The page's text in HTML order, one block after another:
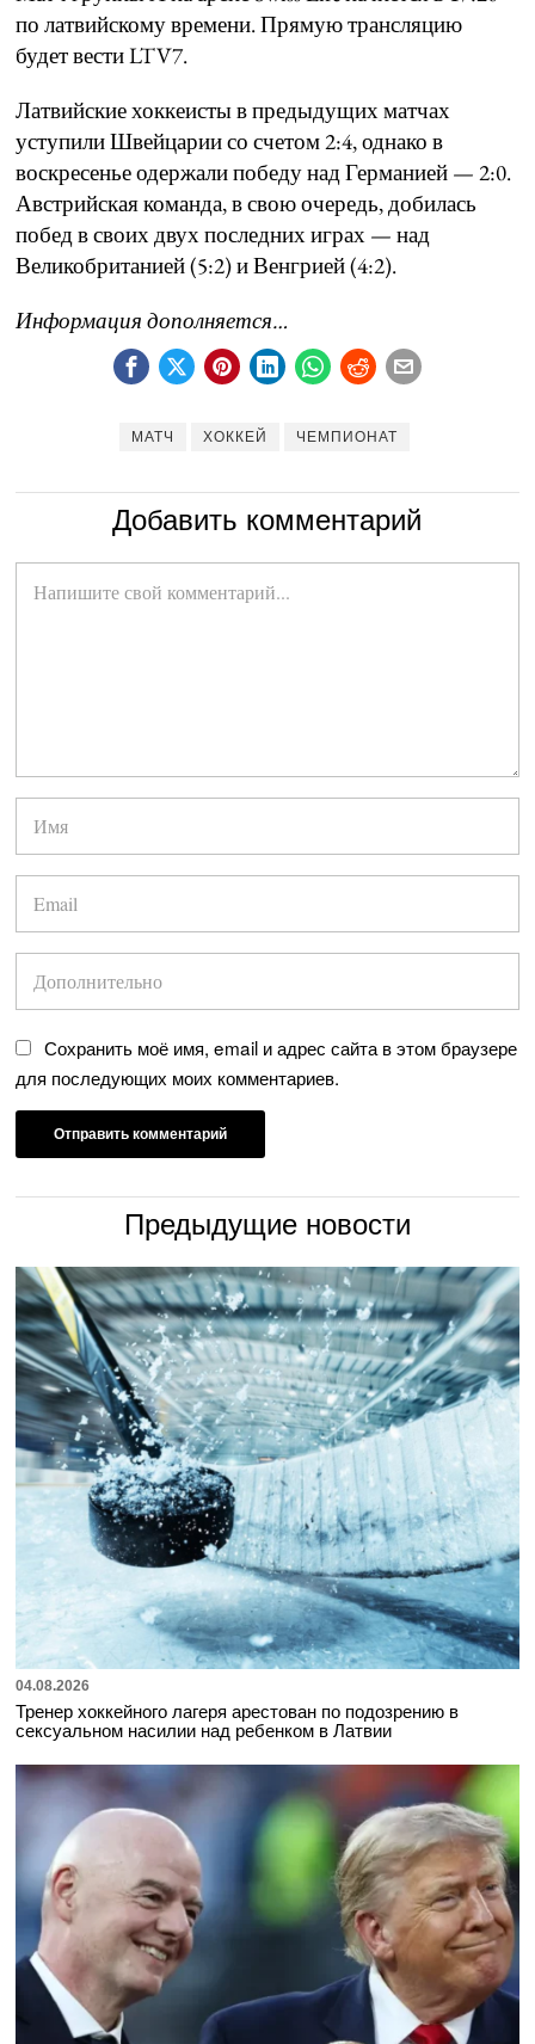
по латвийскому времени. Прямую трансляцию
будет вести LTV7.
Латвийские хоккеисты в предыдущих матчах
уступили Швейцарии со счетом 2:4, однако в
воскресенье одержали победу над Германией — 2:0.
Австрийская команда, в свою очередь, добилась
побед в своих двух последних играх — над
Великобританией (5:2) и Венгрией (4:2).
Информация дополняется…
МАТЧ ХОККЕЙ ЧЕМПИОНАТ
Добавить комментарий
Сохранить моё имя, email и адрес сайта в этом браузере
для последующих моих комментариев.
Предыдущие новости
04.08.2026
Тренер хоккейного лагеря арестован по подозрению в
сексуальном насилии над ребенком в Латвии